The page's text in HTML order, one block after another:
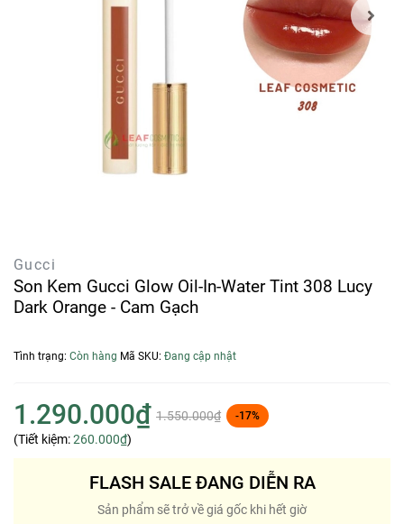
Gucci
Son Kem Gucci Glow Oil-In-Water Tint 308 Lucy
Dark Orange - Cam Gạch
Tình trạng: Còn hàng Mã SKU: Đang cập nhật
1.290.000₫ 1.550.000₫ -17%
(Tiết kiệm:260.000₫)
FLASH SALE ĐANG DIỄN RA
Sản phẩm sẽ trở về giá gốc khi hết giờ